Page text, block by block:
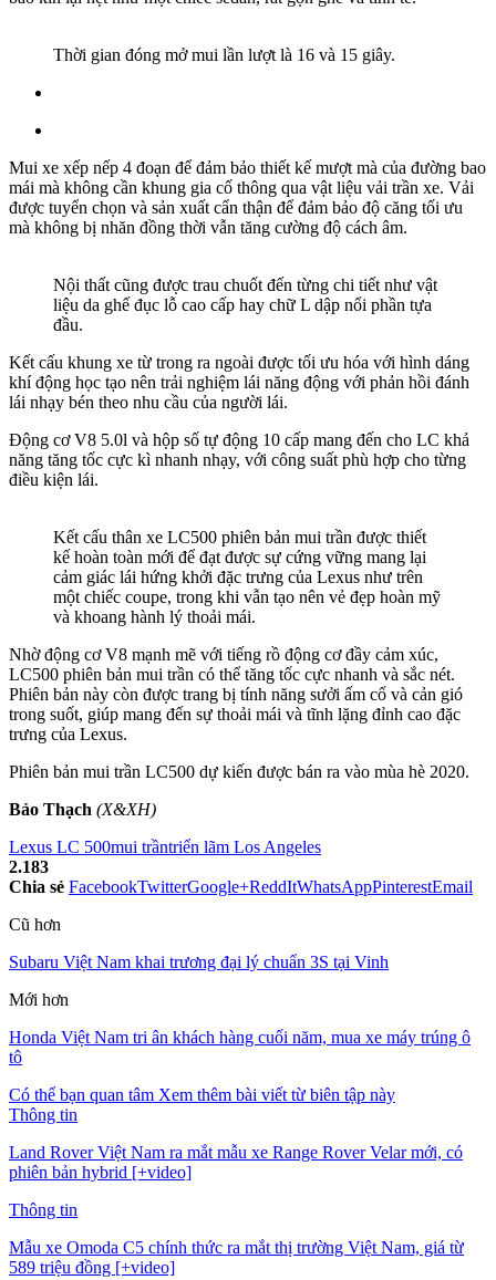
Thời gian đóng mở mui lần lượt là 16 và 15 giây.
Mui xe xếp nếp 4 đoạn để đảm bảo thiết kế mượt mà của đường bao
mái mà không cần khung gia cố thông qua vật liệu vải trần xe. Vải
được tuyển chọn và sản xuất cẩn thận để đảm bảo độ căng tối ưu
mà không bị nhăn đồng thời vẫn tăng cường độ cách âm.
Nội thất cũng được trau chuốt đến từng chi tiết như vật
liệu da ghế đục lỗ cao cấp hay chữ L dập nổi phần tựa
đầu.
Kết cấu khung xe từ trong ra ngoài được tối ưu hóa với hình dáng
khí động học tạo nên trải nghiệm lái năng động với phản hồi đánh
lái nhạy bén theo nhu cầu của người lái.
Động cơ V8 5.0l và hộp số tự động 10 cấp mang đến cho LC khả
năng tăng tốc cực kì nhanh nhạy, với công suất phù hợp cho từng
điều kiện lái.
Kết cấu thân xe LC500 phiên bản mui trần được thiết
kế hoàn toàn mới để đạt được sự cứng vững mang lại
cảm giác lái hứng khởi đặc trưng của Lexus như trên
một chiếc coupe, trong khi vẫn tạo nên vẻ đẹp hoàn mỹ
và khoang hành lý thoải mái.
Nhờ động cơ V8 mạnh mẽ với tiếng rồ động cơ đầy cảm xúc,
LC500 phiên bản mui trần có thể tăng tốc cực nhanh và sắc nét.
Phiên bản này còn được trang bị tính năng sưởi ấm cổ và cản gió
trong suốt, giúp mang đến sự thoải mái và tĩnh lặng đỉnh cao đặc
trưng của Lexus.
Phiên bản mui trần LC500 dự kiến được bán ra vào mùa hè 2020.
Bảo Thạch (X&XH)
Lexus LC 500mui trầntriển lãm Los Angeles
2.183
Chia sẻ FacebookTwitterGoogle+ReddItWhatsAppPinterestEmail
Cũ hơn
Subaru Việt Nam khai trương đại lý chuẩn 3S tại Vinh
Mới hơn
Honda Việt Nam tri ân khách hàng cuối năm, mua xe máy trúng ô
tô
Có thể bạn quan tâm Xem thêm bài viết từ biên tập này
Thông tin
Land Rover Việt Nam ra mắt mẫu xe Range Rover Velar mới, có
phiên bản hybrid [+video]
Thông tin
Mẫu xe Omoda C5 chính thức ra mắt thị trường Việt Nam, giá từ
589 triệu đồng [+video]